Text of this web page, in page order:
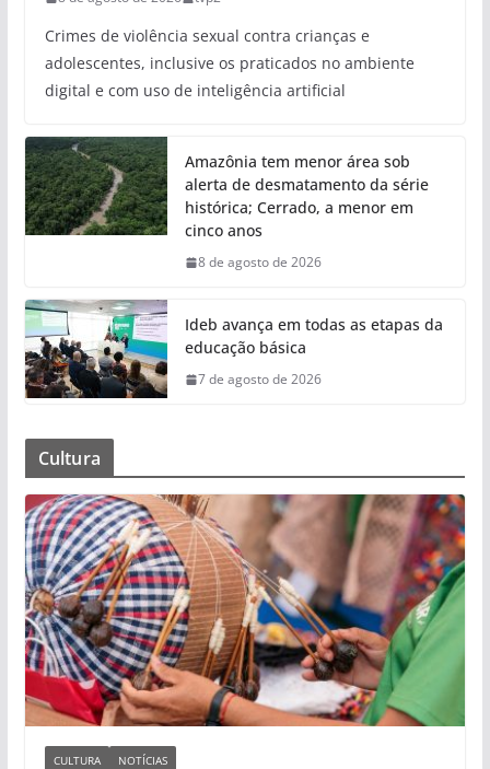
Crimes de violência sexual contra crianças e
adolescentes, inclusive os praticados no ambiente
digital e com uso de inteligência artificial
Amazônia tem menor área sob
alerta de desmatamento da série
histórica; Cerrado, a menor em
cinco anos
8 de agosto de 2026
Ideb avança em todas as etapas da
educação básica
7 de agosto de 2026
Cultura
CULTURA NOTÍCIAS